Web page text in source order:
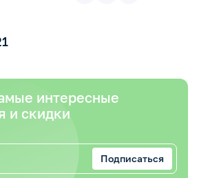
СФР
интересные
и скидки
Подписаться